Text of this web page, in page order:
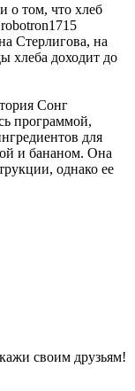
о том, что хлеб
Стерлигова, на
хлеба доходит до
Сонг
программой,
для
и бананом. Она
однако ее
своим друзьям!